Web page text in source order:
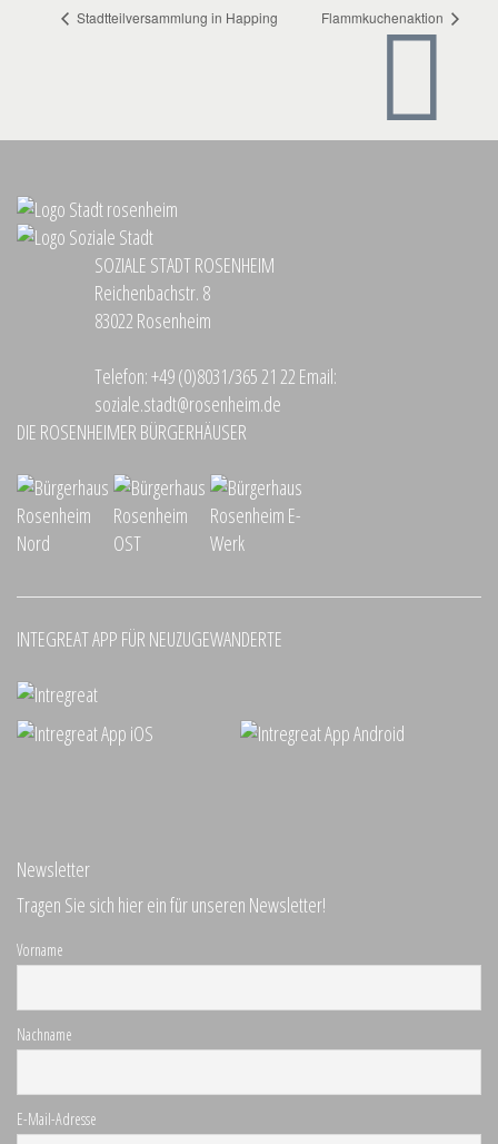
Stadtteilversammlung in Happing Flammkuchenaktion
SOZIALE STADT ROSENHEIM
Reichenbachstr. 8
83022 Rosenheim
Telefon:+49 (0)8031/365 21 22 Email:
soziale.stadt@rosenheim.de
DIE ROSENHEIMER BÜRGERHÄUSER
INTEGREAT APP FÜR NEUZUGEWANDERTE
Newsletter
Tragen Sie sich hier ein für unseren Newsletter!
Vorname
Nachname
E-Mail-Adresse